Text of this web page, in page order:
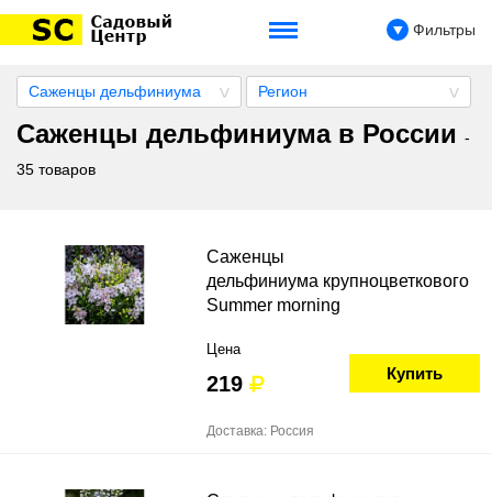
Фильтры
Саженцы дельфиниума Регион
Саженцы дельфиниума в России -
35 товаров
Саженцы
дельфиниума крупноцветкового
Summer morning
Цена
219 Купить
Доставка: Россия